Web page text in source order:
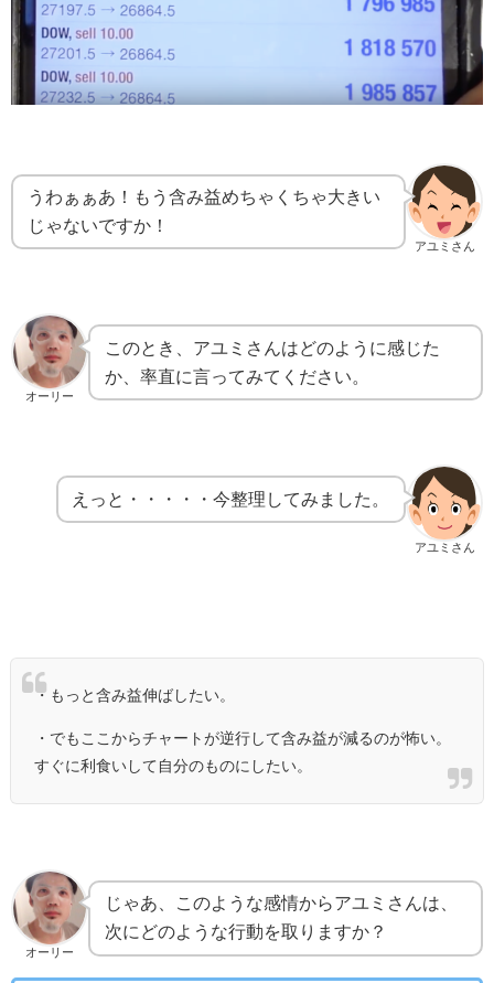
アユミさん
うわぁぁあ！もう含み益めちゃくちゃ大きい
じゃないですか！
オーリー
このとき、アユミさんはどのように感じた
か、率直に言ってみてください。
アユミさん
えっと・・・・・今整理してみました。
・もっと含み益伸ばしたい。
・でもここからチャートが逆行して含み益が減るのが怖い。
すぐに利食いして自分のものにしたい。
オーリー
じゃあ、このような感情からアユミさんは、
次にどのような行動を取りますか？